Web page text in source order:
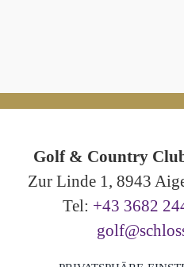
Golf & Country
Zur Linde 1, 8943
Tel: +43 3682